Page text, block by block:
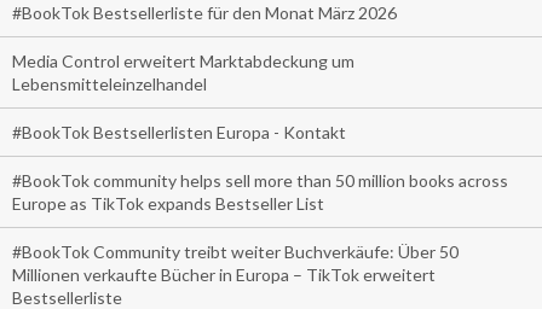
#BookTok Bestsellerliste für den Monat März 2026
Media Control erweitert Marktabdeckung um
Lebensmitteleinzelhandel
#BookTok Bestsellerlisten Europa - Kontakt
#BookTok community helps sell more than 50 million books across
Europe as TikTok expands Bestseller List
#BookTok Community treibt weiter Buchverkäufe: Über 50
Millionen verkaufte Bücher in Europa – TikTok erweitert
Bestsellerliste